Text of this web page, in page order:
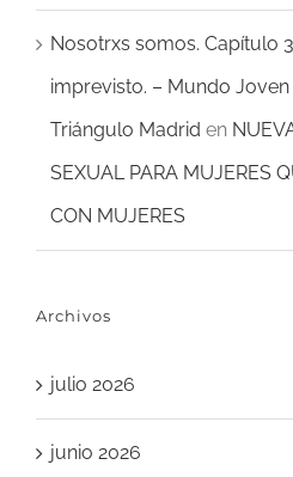
Nosotrxs somos. Capítulo
imprevisto. – Mundo
Triángulo Madrid en
SEXUAL PARA MUJERES
CON MUJERES
Archivos
julio 2026
junio 2026